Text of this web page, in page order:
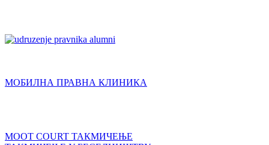
МОБИЛНА ПРАВНА КЛИНИКА
MOOT COURT ТАКМИЧЕЊЕ